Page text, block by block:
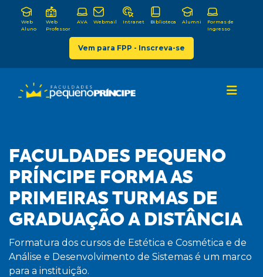
Web
Aluno
Web
Professor
AVA Webmail Intranet Biblioteca Alumni
Formas de
Ingresso
Vem para FPP - Inscreva-se
FACULDADES PEQUENO
PRÍNCIPE FORMA AS
PRIMEIRAS TURMAS DE
GRADUAÇÃO A DISTÂNCIA
Formatura dos cursos de Estética e Cosmética e de
Análise e Desenvolvimento de Sistemas é um marco
para a instituição.